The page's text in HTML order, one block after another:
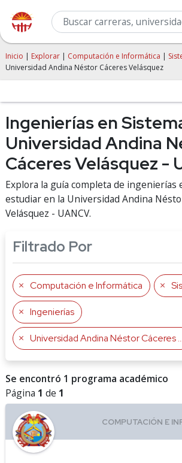
Inicio | Explorar | Computación e Informática |
Universidad Andina Néstor Cáceres Velásquez
Ingenierías en
Universidad Andina
Cáceres Velásquez -
Explora la guía completa de ingenierías
estudiar en la Universidad Andina
Velásquez - UANCV.
Filtrado Por
Computación e Informática
Ingenierías
Universidad Andina Néstor Cáceres Velásquez
Se encontró 1 programa académico
Página 1 de 1